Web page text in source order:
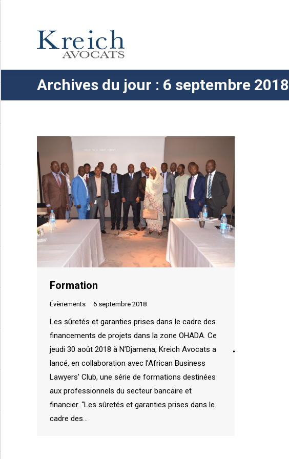
Archives du jour : 6 septembre 2018
Formation
Évènements 6 septembre 2018
Les sûretés et garanties prises dans le cadre des
financements de projets dans la zone OHADA. Ce
jeudi 30 août 2018 à N’Djamena, Kreich Avocats a
lancé, en collaboration avec l’African Business
Lawyers’ Club, une série de formations destinées
aux professionnels du secteur bancaire et
financier. ‘‘Les sûretés et garanties prises dans le
cadre des…